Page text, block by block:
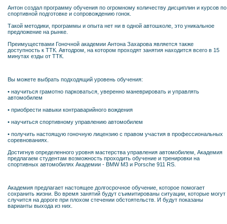
Антон создал программу обучения по огромному количеству дисциплин и курсов по
спортивной подготовке и сопровождению гонок.
Такой методики, программы и опыта нет ни в одной автошколе, это уникальное
предложение на рынке.
Преимуществами Гоночной академии Антона Захарова является также
доступность к ТТК. Автодром, на котором проходят занятия находится всего в 15
минутах езды от ТТК.
Вы можете выбрать подходящий уровень обучения:
• научиться грамотно парковаться, уверенно маневрировать и управлять
автомобилем
• приобрести навыки контраварийного вождения
• научиться спортивному управлению автомобилем
• получить настоящую гоночную лицензию с правом участия в профессиональных
соревнованиях.
Достигнув определенного уровня мастерства управления автомобилем, Академия
предлагаем студентам возможность проходить обучение и тренировки на
спортивных автомобилях Академии - BMW M3 и Porsche 911 RS.
Академия предлагает настоящее долгосрочное обучение, которое помогает
сохранить жизни. Во время занятий будут съимитированы ситуации, которые могут
случится на дороге при плохом стечении обстоятельств. И будут показаны
варианты выхода из них.